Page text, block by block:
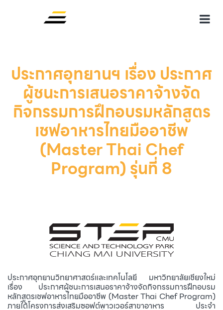
ประกาศอุทยานฯ เรื่อง ประกาศ
ผู้ชนะการเสนอราคาจ้างจัด
กิจกรรมการฝึกอบรมหลักสูตร
เชฟอาหารไทยมืออาชีพ
(Master Thai Chef
Program) รุ่นที่ 8
ประกาศอุทยานวิทยาศาสตร์และเทคโนโลยี มหาวิทยาลัยเชียงใหม่
เรื่อง ประกาศผู้ชนะการเสนอราคาจ้างจัดกิจกรรมการฝึกอบรม
หลักสูตรเชฟอาหารไทยมืออาชีพ (Master Thai Chef Program)
ภายใต้โครงการส่งเสริมซอฟต์พาวเวอร์สาขาอาหาร ประจำ